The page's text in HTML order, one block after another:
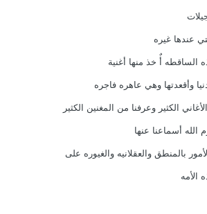
عندها غيره
أٌ خذ منها أغنية
وأقعدتها وهي عاهره فاجره
الكثير وعرفنا من المغنين الكثير
الله أسماعنا عنها
بالمنطق والعقلانيه والغيوره على